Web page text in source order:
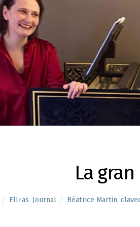
La
Ell+as Journal Béatrice Martin ,